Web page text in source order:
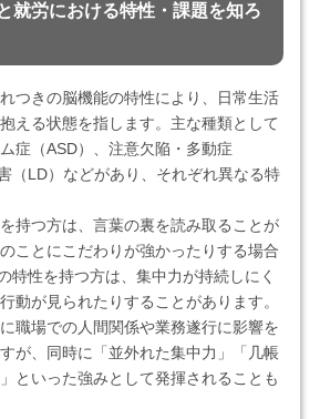
就労における特性・課題を知ろ
つきの脳機能の特性により、日常生活
える状態を指します。主な種類として
症（ASD）、注意欠陥・多動症
（LD）などがあり、それぞれ異なる特
持つ方は、言葉の裏を読み取ることが
ことにこだわりが強かったりする場合
特性を持つ方は、集中力が持続しにく
動が見られたりすることがあります。
職場での人間関係や業務遂行に影響を
が、同時に「並外れた集中力」「几帳
といった強みとして発揮されることも